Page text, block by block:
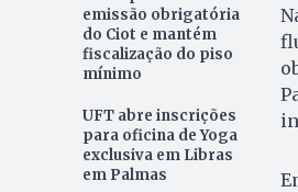
emissão obrigatória
do Ciot e mantém
fiscalização do piso
mínimo
UFT abre inscrições
para oficina de Yoga
exclusiva em Libras
em Palmas